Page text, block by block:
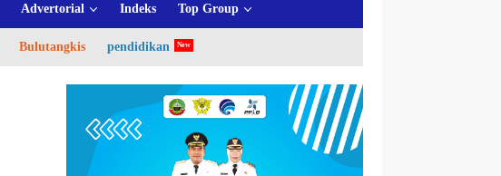
Advertorial Indeks Top Group
Bulutangkis pendidikan